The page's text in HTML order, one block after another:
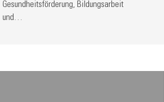
Gesundheitsförderung, Bildungsarbeit
und…